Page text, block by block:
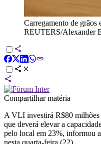
Carregamento de grãos
REUTERS/Alexander
Compartilhar matéria
A VLI investirá R$80
que deverá elevar ​a
pelo local em 23%, informou
nesta quarta-feira (22).